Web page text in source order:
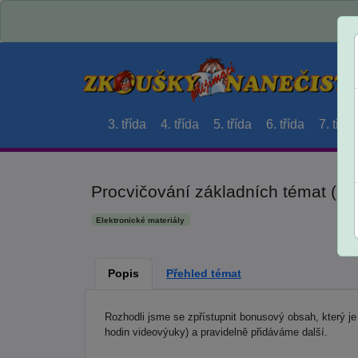
3. třída 4. třída 5. třída 6. třída 7. třída
Procvičování základních témat
Elektronické materiály
Popis Přehled témat
Rozhodli jsme se zpřístupnit bonusový obsah, který
hodin videovýuky) a pravidelně přidáváme další.